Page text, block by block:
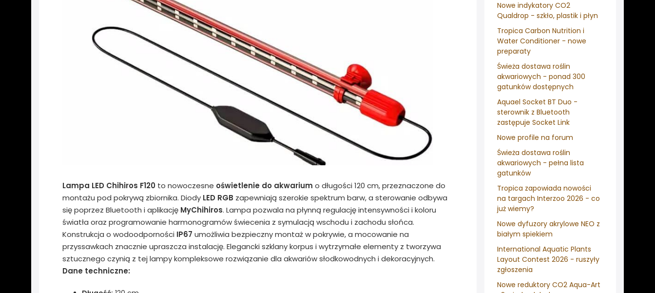
Nowe indykatory CO2
Qualdrop - szkło, plastik i płyn
Tropica Carbon Nutrition i
Water Conditioner - nowe
preparaty
Świeża dostawa roślin
akwariowych - ponad 300
gatunków dostępnych
Aquael Socket BT Duo -
sterownik z Bluetooth
zastępuje Socket Link
Nowe profile na forum
Świeża dostawa roślin
akwariowych - pełna lista
gatunków
Tropica zapowiada nowości
na targach Interzoo 2026 - co
już wiemy?
Nowe dyfuzory akrylowe NEO z
białym spiekiem
International Aquatic Plants
Layout Contest 2026 - ruszyły
zgłoszenia
Nowe reduktory CO2 Aqua-Art
Lampa LED Chihiros F120 to nowoczesne oświetlenie do akwarium o długości 120 cm, przeznaczone do
montażu pod pokrywą zbiornika. Diody LED RGB zapewniają szerokie spektrum barw, a sterowanie odbywa
się poprzez Bluetooth i aplikację MyChihiros. Lampa pozwala na płynną regulację intensywności i koloru
światła oraz programowanie harmonogramów świecenia z symulacją wschodu i zachodu słońca.
Konstrukcja o wodoodporności IP67 umożliwia bezpieczny montaż w pokrywie, a mocowanie na
przyssawkach znacznie upraszcza instalację. Elegancki szklany korpus i wytrzymałe elementy z tworzywa
sztucznego czynią z tej lampy kompleksowe rozwiązanie dla akwariów słodkowodnych i dekoracyjnych.
Dane techniczne: